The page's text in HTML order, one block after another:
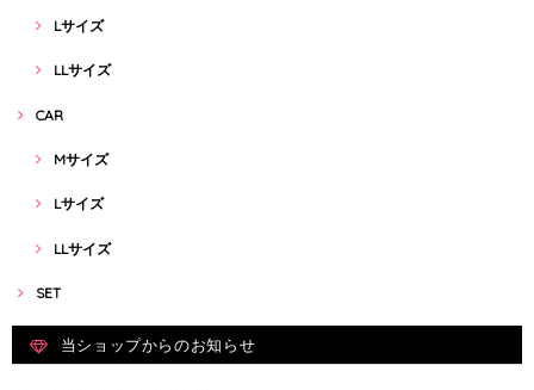
Lサイズ
LLサイズ
CAR
Mサイズ
Lサイズ
LLサイズ
SET
当ショップからのお知らせ